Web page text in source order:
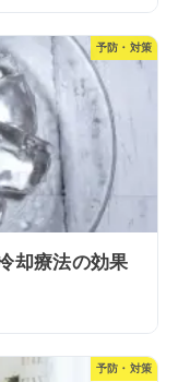
予防・対策
却療法の効果
予防・対策